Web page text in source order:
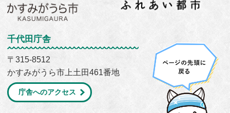
千代田庁舎
〒315-8512
かすみがうら市上土田461番地
庁舎へのアクセス